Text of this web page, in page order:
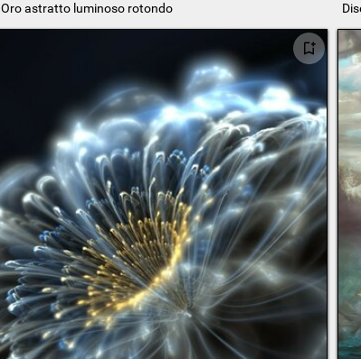
Oro astratto luminoso rotondo